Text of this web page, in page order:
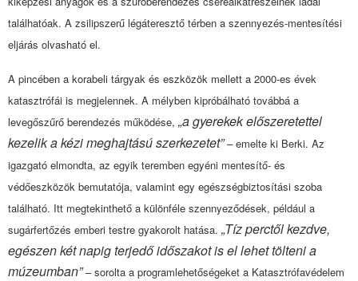
találhatóak. A zsilipszerű légáteresztő térben a szennyezés-mentesítési
eljárás olvasható el.
A pincében a korabeli tárgyak és eszközök mellett a 2000-es évek
katasztrófái is megjelennek. A mélyben kipróbálható továbbá a
levegőszűrő berendezés működése, „a gyerekek előszeretettel
kezelik a kézi meghajtású szerkezetet”– emelte ki Berki. Az
igazgató elmondta, az egyik teremben egyéni mentesítő- és
védőeszközök bemutatója, valamint egy egészségbiztosítási szoba
található. Itt megtekinthető a különféle szennyeződések, például a
sugárfertőzés emberi testre gyakorolt hatása. „Tíz perctől kezdve,
egészen két napig terjedő időszakot is el lehet tölteni a
múzeumban”– sorolta a programlehetőségeket a Katasztrófavédelem